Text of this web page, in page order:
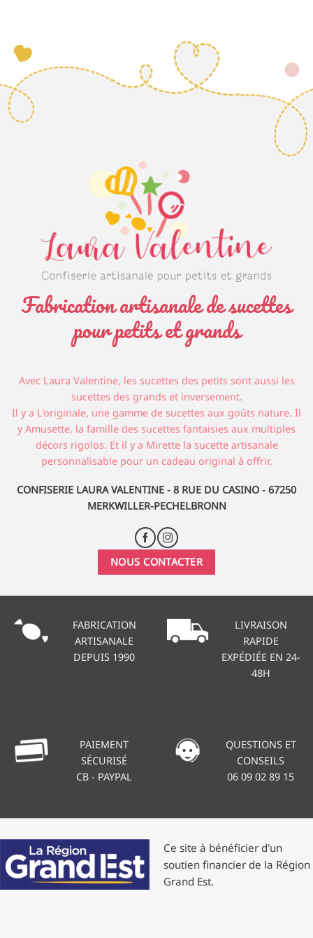
Fabrication artisanale de sucettes
pour petits et grands
Avec Laura Valentine, les sucettes des petits sont aussi les
sucettes des grands et inversement.
Il y a L'originale, une gamme de sucettes aux goûts nature. Il
y Amusette, la famille des sucettes fantaisies aux multiples
décors rigolos. Et il y a Mirette la sucette artisanale
personnalisable pour un cadeau original à offrir.
CONFISERIE LAURA VALENTINE - 8 RUE DU CASINO - 67250
MERKWILLER-PECHELBRONN
NOUS CONTACTER
FABRICATION
ARTISANALE
DEPUIS 1990
LIVRAISON
RAPIDE
EXPÉDIÉE EN 24-
48H
PAIEMENT
SÉCURISÉ
CB - PAYPAL
QUESTIONS ET
CONSEILS
06 09 02 89 15
Ce site à bénéficier d'un
soutien financier de la Région
Grand Est.